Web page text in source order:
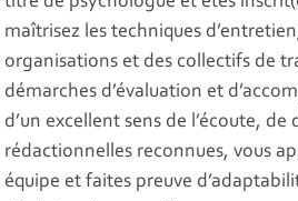
maîtrisez les techniques
organisations et des collectifs de
démarches d’évaluation et
d’un excellent sens de l’écoute,
rédactionnelles reconnues, vous
équipe et faites preuve